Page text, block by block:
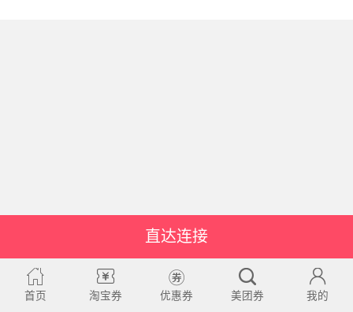
直达连接
首页 淘宝券 优惠券 美团券 我的